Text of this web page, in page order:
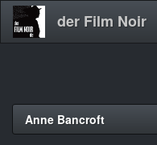
Direkt
der Film Noir
Anne Bancroft